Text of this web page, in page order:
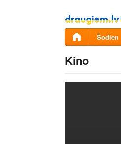
Pāriet
uz
saturu
Šodien
Kino